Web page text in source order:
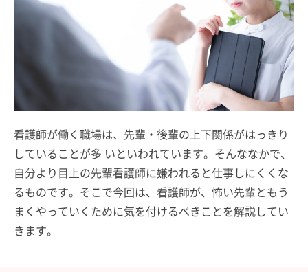
看護師が働く職場は、先輩・後輩の上下関係がはっきり
していることが多 いといわれています。そんななかで、
自分より目上の先輩看護師に嫌われると仕事しにくくな
るものです。そこで今回は、看護師が、怖い先輩ともう
まくやっていくために気を付けるべきことを解説してい
きます。